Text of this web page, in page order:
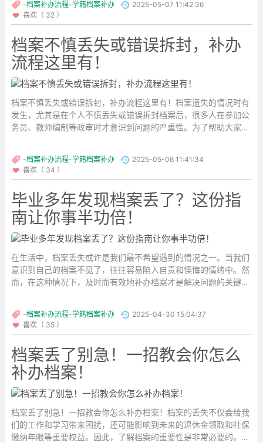
-档案补办流程-学籍档案补办
2025-05-07 11:42:36
喜欢（ 32 ）
档案不慎丢失或错误拆封，补办
流程这里有！
档案不慎丢失或错误拆封，补办流程这里有！档案遗失的情况时有
发生，尤其是在个人不慎丢失或错误拆封档案后，很多人在参加公
务员、教师编制等政审时才意识到问题的严重性。为了帮助大家顺
... -档案补办流程-学籍档案补办
2025-05-06 11:41:34
喜欢（ 34 ）
毕业多年发现档案丢了？这份指
南让你事半功倍！
在生活中，档案丢失或许是我们最不希望遇到的情况之一。当我们
意识到自己的档案不见了，往往容易陷入自责和懊悔的情绪中。然
而，在这种情况下，及时而有效地补办档案才是解决问题的关键。
-档案补办流程-学籍档案补办
2025-04-30 15:04:37
喜欢（ 35 ）
档案丢了别急！一招教会你怎么
补办档案！
档案丢了别急！一招教会你怎么补办档案！档案的丢失不仅会给我
们的工作和学习带来困扰，还可能影响到未来的退休金领取和社保
缴纳年限等重要权益。因此，了解档案的重要性是非常必要的。如